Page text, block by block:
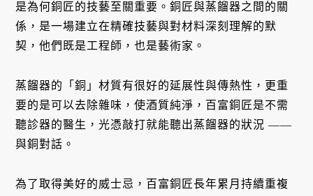
是為何銅匠的技藝至關重要。銅匠與蒸餾器之間的關
係，是一場建立在精確技藝與對材料深刻理解的默
契，他們既是工程師，也是藝術家。
蒸餾器的「銅」材質有很好的延展性與傳熱性，更重
要的是可以去除雜味，使酒質純淨，百富銅匠是不需
聽診器的醫生，光憑敲打就能聽出蒸餾器的狀況 ——
與銅對話。
為了取得美好的威士忌，百富銅匠長年累月持續重複